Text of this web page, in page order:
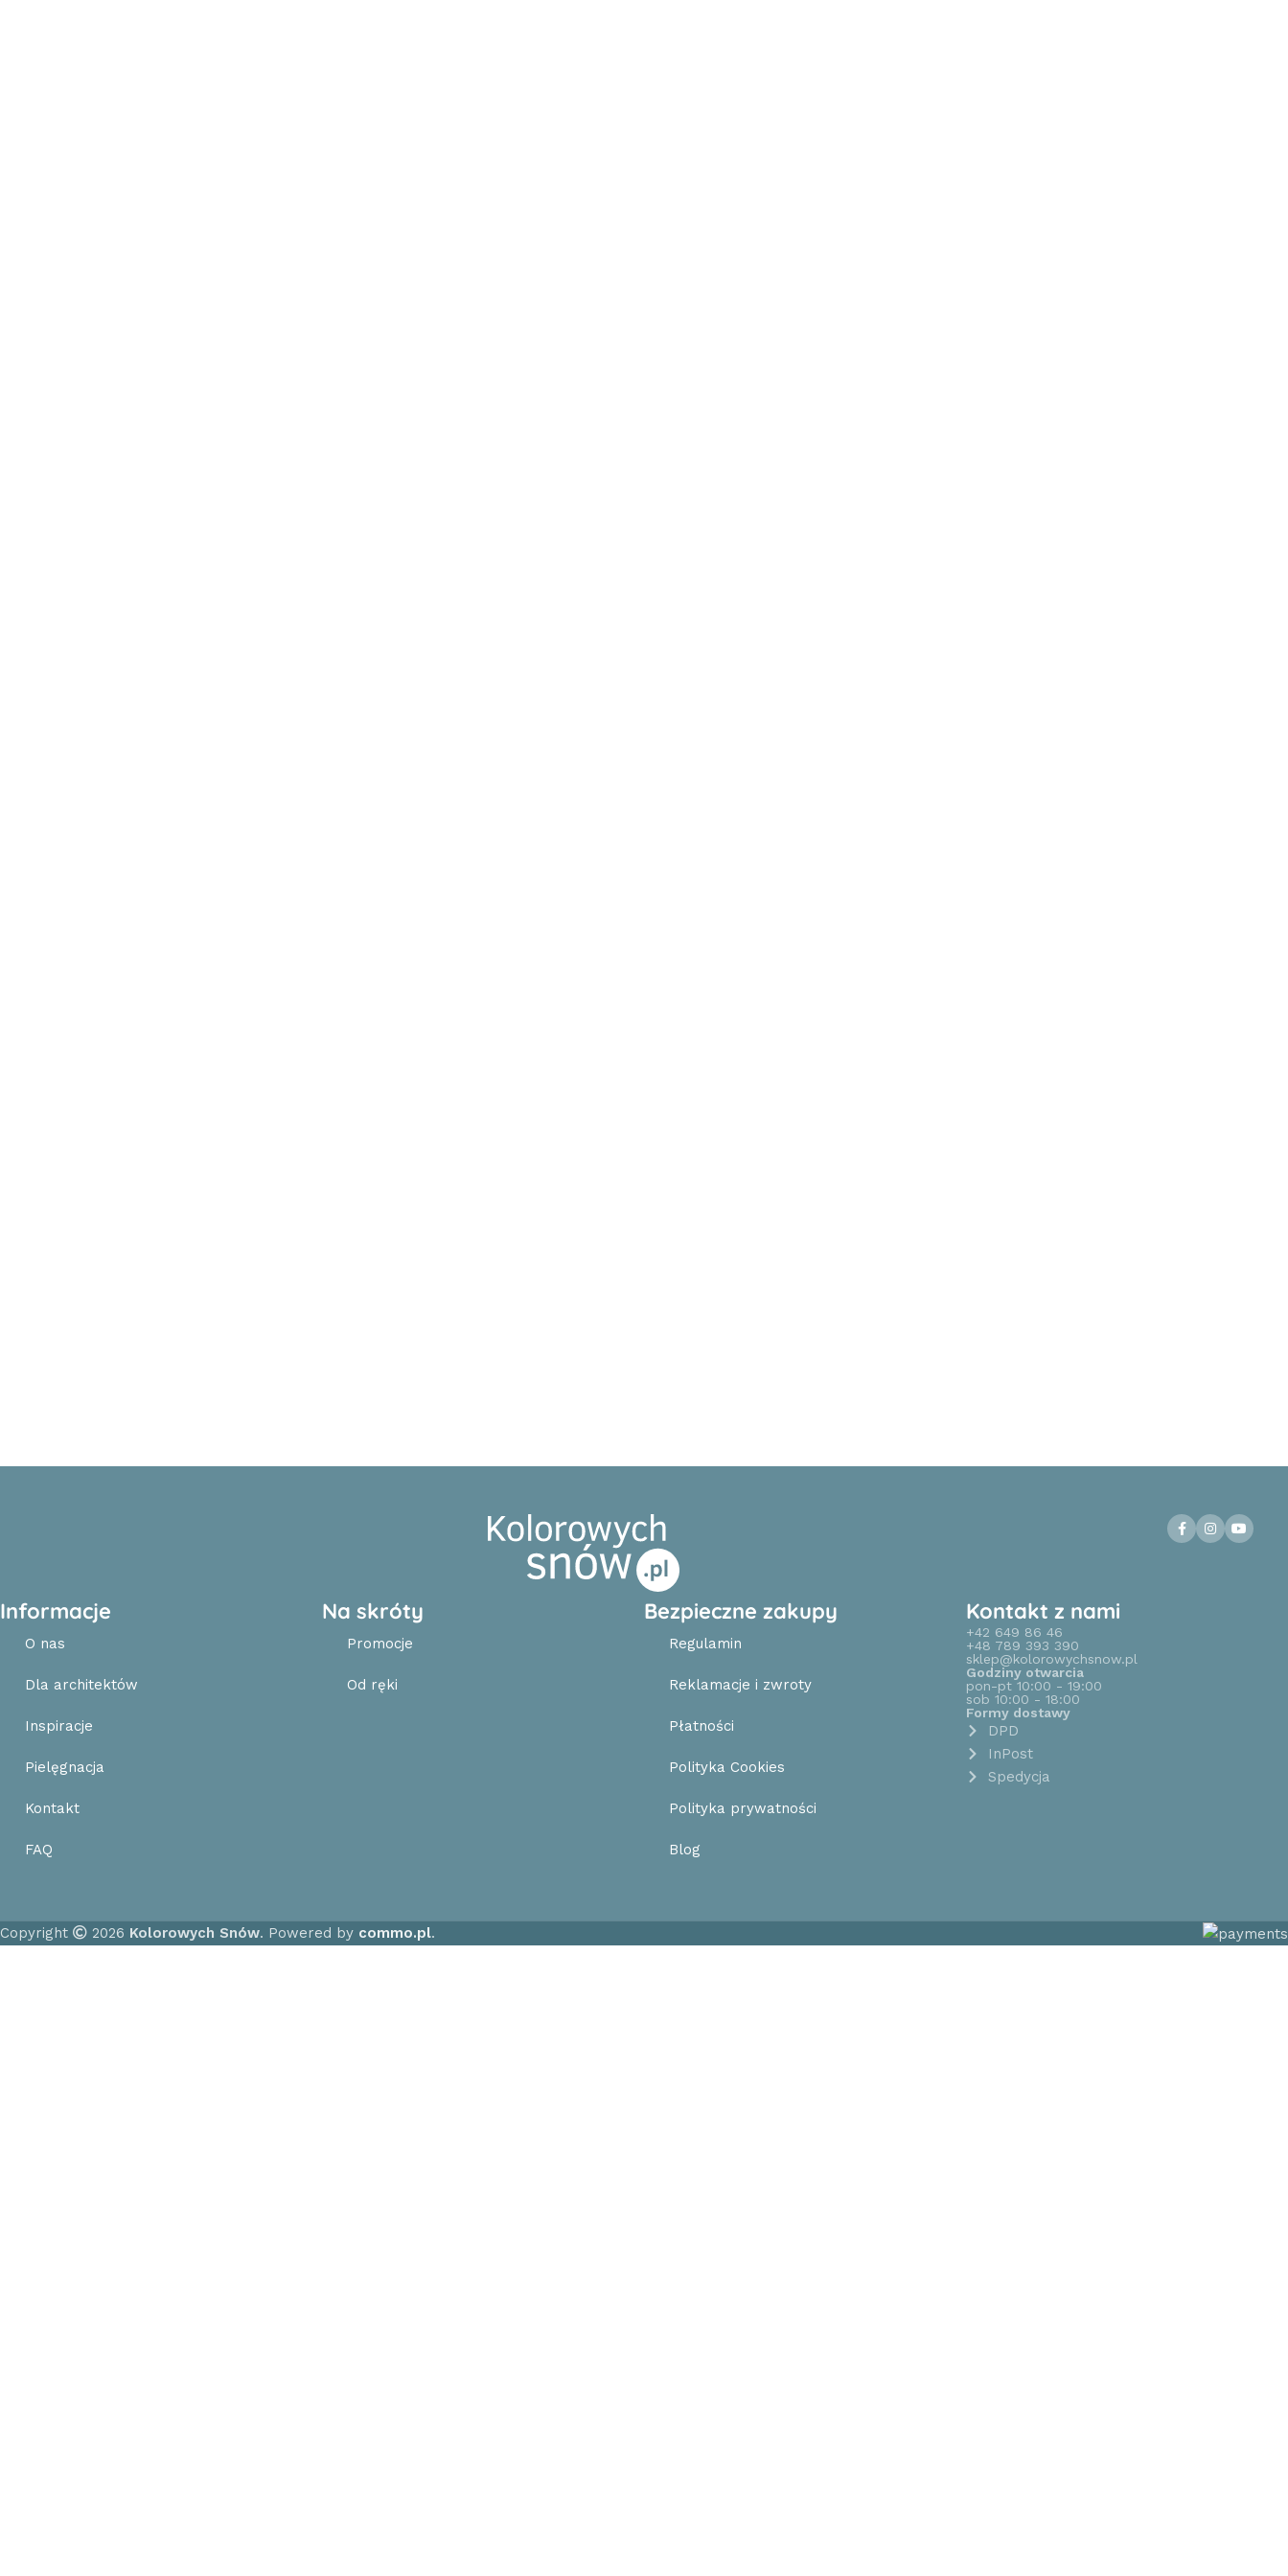
Informacje
O nas
Dla architektów
Inspiracje
Pielęgnacja
Kontakt
FAQ
Na skróty
Promocje
Od ręki
Bezpieczne zakupy
Regulamin
Reklamacje i zwroty
Płatności
Polityka Cookies
Polityka prywatności
Blog
Kontakt z nami
+42 649 86 46
+48 789 393 390
sklep@kolorowychsnow.pl
Godziny otwarcia
pon-pt 10:00 - 19:00
sob 10:00 - 18:00
Formy dostawy
DPD
InPost
Spedycja
Copyright 2026 Kolorowych Snów. Powered by commo.pl.